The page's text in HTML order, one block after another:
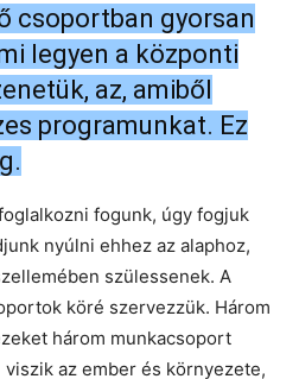
csoportban gyorsan
legyen a központi
az, amiből
programunkat. Ez
fogunk, úgy fogjuk
nyúlni ehhez az alaphoz,
szülessenek. A
köré szervezzük. Három
három munkacsoport
az ember és környezete,